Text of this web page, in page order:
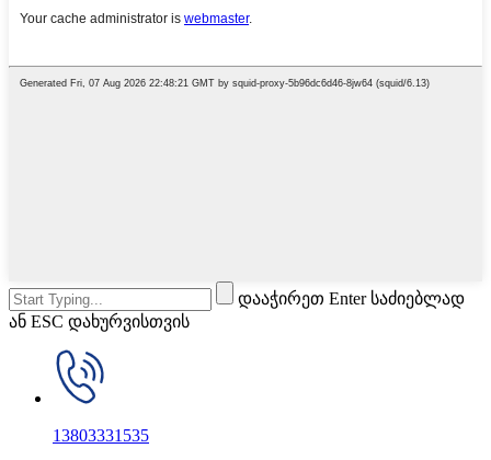
დააჭირეთ Enter საძიებლად
ან ESC დახურვისთვის
13803331535